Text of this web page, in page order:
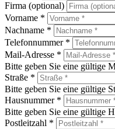
Firma (optional)
Vorname *
Nachname *
Telefonnummer *
Mail-Adresse *
Bitte geben Sie eine gültige
Straße *
Bitte geben Sie eine gültige
Hausnummer *
Bitte geben Sie eine gültige
Postleitzahl *